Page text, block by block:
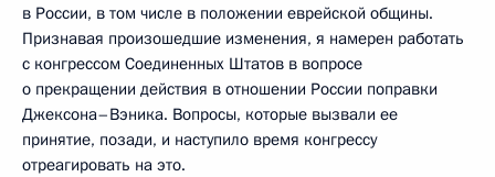
в России, в том числе в положении еврейской общины.
Признавая произошедшие изменения, я намерен работать
с конгрессом Соединенных Штатов в вопросе
о прекращении действия в отношении России поправки
Джексона–Вэника. Вопросы, которые вызвали ее
принятие, позади, и наступило время конгрессу
отреагировать на это.